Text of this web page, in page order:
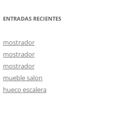
ENTRADAS RECIENTES
mostrador
mostrador
mostrador
mueble salon
hueco escalera